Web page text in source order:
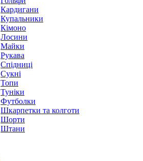
Кардигани
Купальники
Кімоно
Лосини
Майки
Рукава
Спідниці
Сукні
Топи
Туніки
Футболки
Шкарпетки та колготи
Шорти
Штани